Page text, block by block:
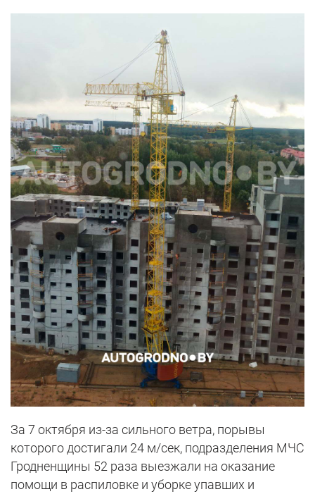
За 7 октября из-за сильного ветра, порывы
которого достигали 24 м/сек, подразделения МЧС
Гродненщины 52 раза выезжали на оказание
помощи в распиловке и уборке упавших и